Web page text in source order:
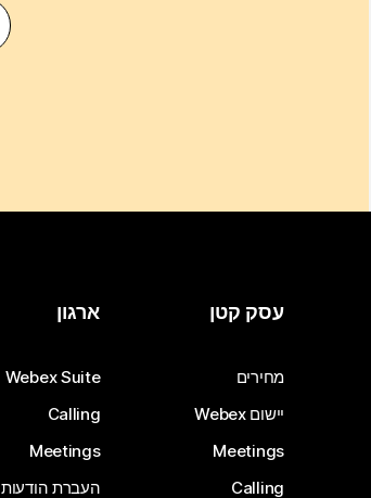
עסק קטן
מחירים
יישום Webex
Meetings
Calling
ארגון
Webex Suite
Calling
Meetings
העברת הודעות